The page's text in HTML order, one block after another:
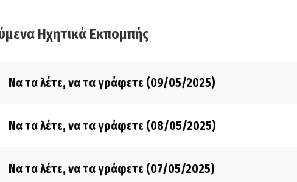
Ηχητικά Εκπομπής
Να τα λέτε, να τα γράφετε (09/05/2025)
Να τα λέτε, να τα γράφετε (08/05/2025)
Να τα λέτε, να τα γράφετε (07/05/2025)